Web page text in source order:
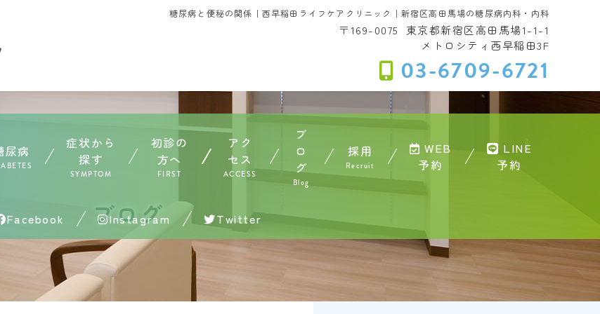
糖尿病と便秘の関係｜西早稲田ライフケアクリニック｜新宿区高田馬場の糖尿病内科・内科
〒169-0075
東京都新宿区高田馬場1-1-1
メトロシティ西早稲田3F
03-6709-6721
尿病
症状から
探す
SYMPTOM
初診の
方へ
FIRST
アク
セス
ACCESS
ブ
ロ
グ
Blog
採用
Recruit
WEB
予約
LINE
予約
Facebook Instagram Twitter
ブログ